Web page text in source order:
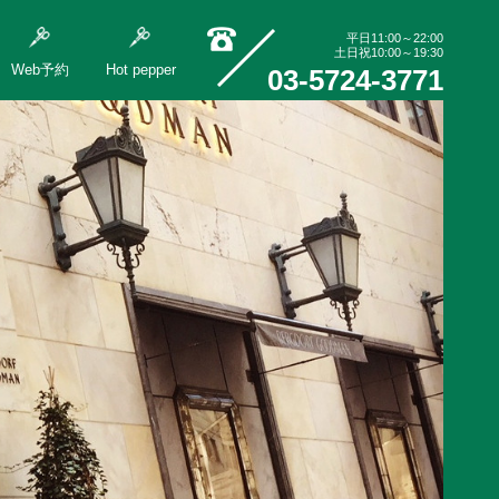
Web予約 Hot pepper
平日11:00～22:00
土日祝10:00～19:30
03-5724-3771